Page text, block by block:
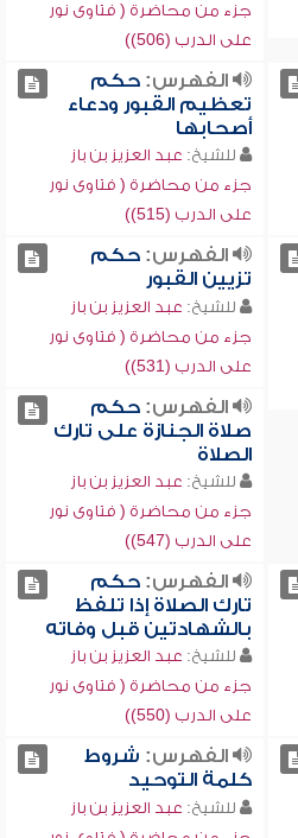
جزء من محاضرة ( فتاوى نور
على الدرب (506))
الفهرس:حكم
تعظيم القبور ودعاء
أصحابها
للشيخ: عبد العزيز بن باز
جزء من محاضرة ( فتاوى نور
على الدرب (515))
الفهرس:حكم
تزيين القبور
للشيخ: عبد العزيز بن باز
جزء من محاضرة ( فتاوى نور
على الدرب (531))
الفهرس:حكم
صلاة الجنازة على تارك
الصلاة
للشيخ: عبد العزيز بن باز
جزء من محاضرة ( فتاوى نور
على الدرب (547))
الفهرس:حكم
تارك الصلاة إذا تلفظ
بالشهادتين قبل وفاته
للشيخ: عبد العزيز بن باز
جزء من محاضرة ( فتاوى نور
على الدرب (550))
الفهرس: شروط
كلمة التوحيد
للشيخ: عبد العزيز بن باز